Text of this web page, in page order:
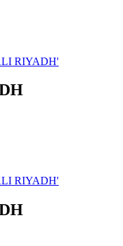
RIYADH'
RIYADH'